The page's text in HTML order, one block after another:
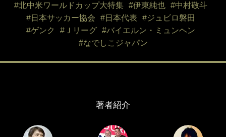
#北中米ワールドカップ大特集 #伊東純也
#中村敬斗
#日本サッカー協会
#日本代表
#ジュビロ磐田
#ゲンク
#Ｊリーグ
#バイエルン・ミュンヘン
#なでしこジャパン
著者紹介